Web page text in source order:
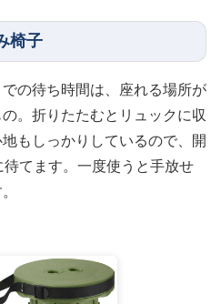
椅子
の待ち時間は、座れる場所が
。折りたたむとリュックに収
もしっかりしているので、開
てます。一度使うと手放せ